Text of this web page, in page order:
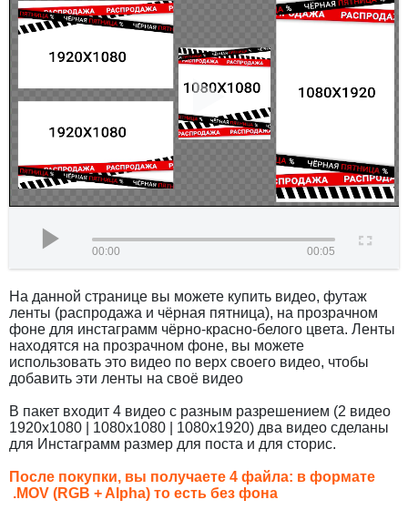
00:00 00:05
На данной странице вы можете купить видео, футаж
ленты (распродажа и чёрная пятница), на прозрачном
фоне для инстаграмм чёрно-красно-белого цвета. Ленты
находятся на прозрачном фоне, вы можете
использовать это видео по верх своего видео, чтобы
добавить эти ленты на своё видео
В пакет входит 4 видео с разным разрешением (2 видео
1920х1080 | 1080х1080 | 1080х1920) два видео сделаны
для Инстаграмм размер для поста и для сторис.
После покупки, вы получаете 4 файла: в формате
.MOV (RGB + Alpha) то есть без фона